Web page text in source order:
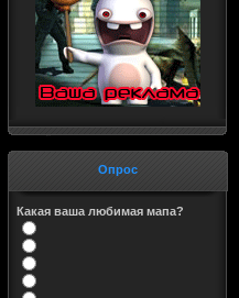
Опрос
Какая ваша любимая мапа?